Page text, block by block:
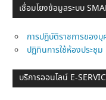
เชื่อมโยงข้อมูลระบบ
การปฎิบัติราชการของบุ
ปฏิทินการใช้ห้องประชุม
บริการออนไลน์ E-